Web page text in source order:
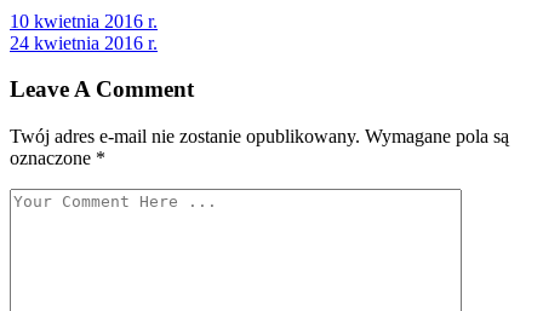
Nawigacja
wpisu
10 kwietnia 2016 r.
24 kwietnia 2016 r.
Leave A Comment
Twój adres e-mail nie zostanie opublikowany. Wymagane pola są
oznaczone *